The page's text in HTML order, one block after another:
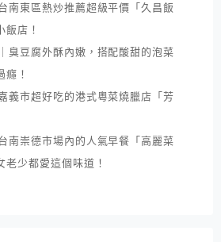
南東區熱炒推薦超級平價「久昌飯
飯店！
臭豆腐外酥內嫩，搭配酸甜的泡菜
癮！
義市超好吃的港式粵菜燒臘店「芳
南崇德市場內的人氣早餐「高麗菜
老少都愛這個味道！